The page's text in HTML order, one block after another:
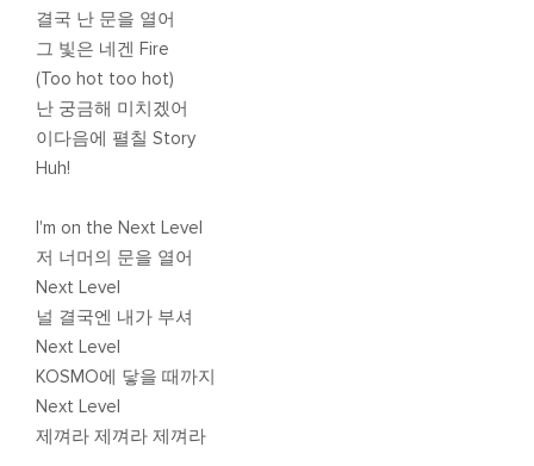
결국 난 문을 열어
그 빛은 네겐 Fire
(Too hot too hot)
난 궁금해 미치겠어
이다음에 펼칠 Story
Huh!
I'm on the Next Level
저 너머의 문을 열어
Next Level
널 결국엔 내가 부셔
Next Level
KOSMO에 닿을 때까지
Next Level
제껴라 제껴라 제껴라